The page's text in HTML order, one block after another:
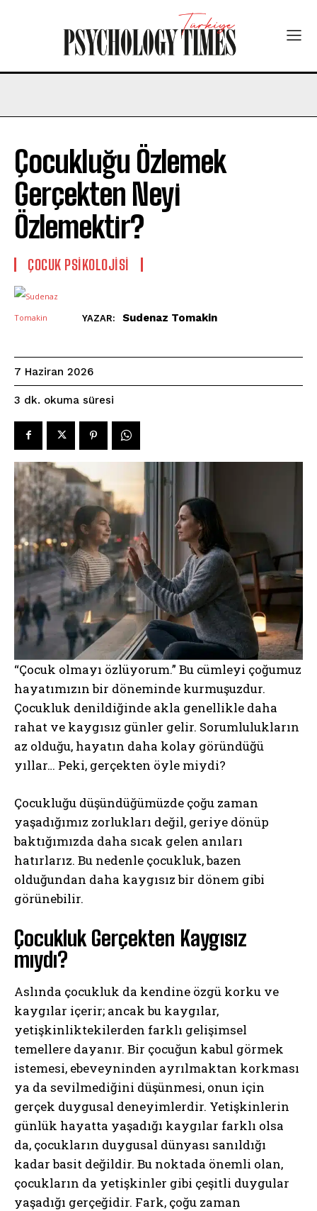
Çocukluğu Özlemek
Gerçekten Neyi
Özlemektir?
ÇOCUK PSIKOLOJISI
YAZAR: Sudenaz Tomakin
7 Haziran 2026
3 dk. okuma süresi
“Çocuk olmayı özlüyorum.” Bu cümleyi çoğumuz
hayatımızın bir döneminde kurmuşuzdur.
Çocukluk denildiğinde akla genellikle daha
rahat ve kaygısız günler gelir. Sorumlulukların
az olduğu, hayatın daha kolay göründüğü
yıllar… Peki, gerçekten öyle miydi?
Çocukluğu düşündüğümüzde çoğu zaman
yaşadığımız zorlukları değil, geriye dönüp
baktığımızda daha sıcak gelen anıları
hatırlarız. Bu nedenle çocukluk, bazen
olduğundan daha kaygısız bir dönem gibi
görünebilir.
Çocukluk Gerçekten Kaygısız
mıydı?
Aslında çocukluk da kendine özgü korku ve
kaygılar içerir; ancak bu kaygılar,
yetişkinliktekilerden farklı gelişimsel
temellere dayanır. Bir çocuğun kabul görmek
istemesi, ebeveyninden ayrılmaktan korkması
ya da sevilmediğini düşünmesi, onun için
gerçek duygusal deneyimlerdir. Yetişkinlerin
günlük hayatta yaşadığı kaygılar farklı olsa
da, çocukların duygusal dünyası sanıldığı
kadar basit değildir. Bu noktada önemli olan,
çocukların da yetişkinler gibi çeşitli duygular
yaşadığı gerçeğidir. Fark, çoğu zaman